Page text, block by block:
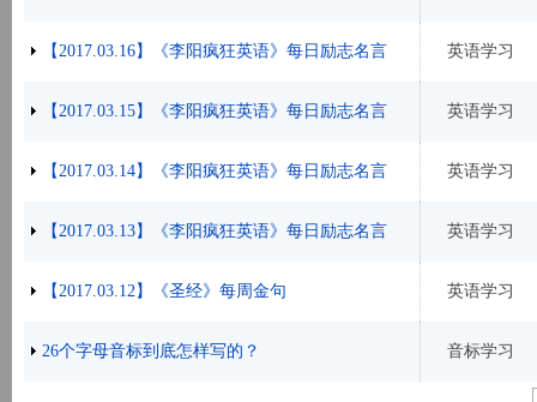
【2017.03.16】《李阳疯狂英语》每日励志名言 英语学习
【2017.03.15】《李阳疯狂英语》每日励志名言 英语学习
【2017.03.14】《李阳疯狂英语》每日励志名言 英语学习
【2017.03.13】《李阳疯狂英语》每日励志名言 英语学习
【2017.03.12】《圣经》每周金句 英语学习
26个字母音标到底怎样写的？ 音标学习